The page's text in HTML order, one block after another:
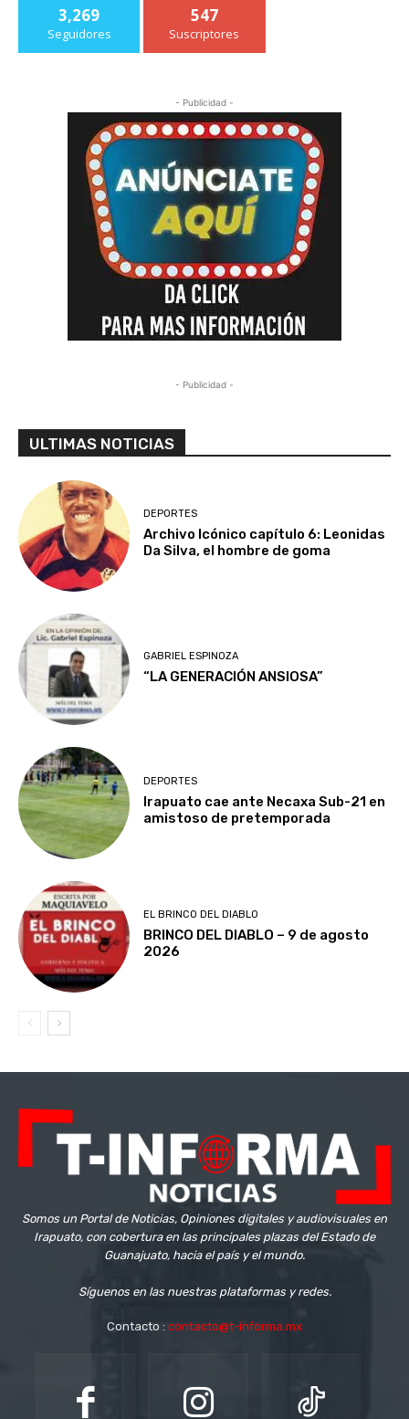
3,269
Seguidores
547
Suscriptores
- Publicidad -
- Publicidad -
ULTIMAS NOTICIAS
DEPORTES
Archivo Icónico capítulo 6: Leonidas
Da Silva, el hombre de goma
GABRIEL ESPINOZA
“LA GENERACIÓN ANSIOSA”
DEPORTES
Irapuato cae ante Necaxa Sub-21 en
amistoso de pretemporada
EL BRINCO DEL DIABLO
BRINCO DEL DIABLO – 9 de agosto
2026
Somos un Portal de Noticias, Opiniones digitales y audiovisuales en
Irapuato, con cobertura en las principales plazas del Estado de
Guanajuato, hacia el país y el mundo.
Síguenos en las nuestras plataformas y redes.
Contacto : contacto@t-informa.mx